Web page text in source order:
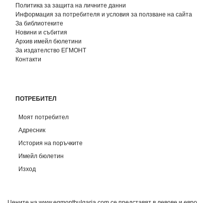
Политика за защита на личните данни
Информация за потребителя и условия за ползване на сайта
За библиотеките
Новини и събития
Архив имейл бюлетини
За издателство ЕГМОНТ
Контакти
ПОТРЕБИТЕЛ
Моят потребител
Адресник
История на поръчките
Имейл бюлетин
Изход